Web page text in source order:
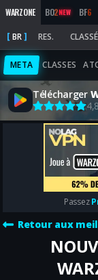
WARZONE BO2NEW BF6
BR RES. CLASSÉ
META CLASSES
Télécharger
4,8
Passez
Retour aux